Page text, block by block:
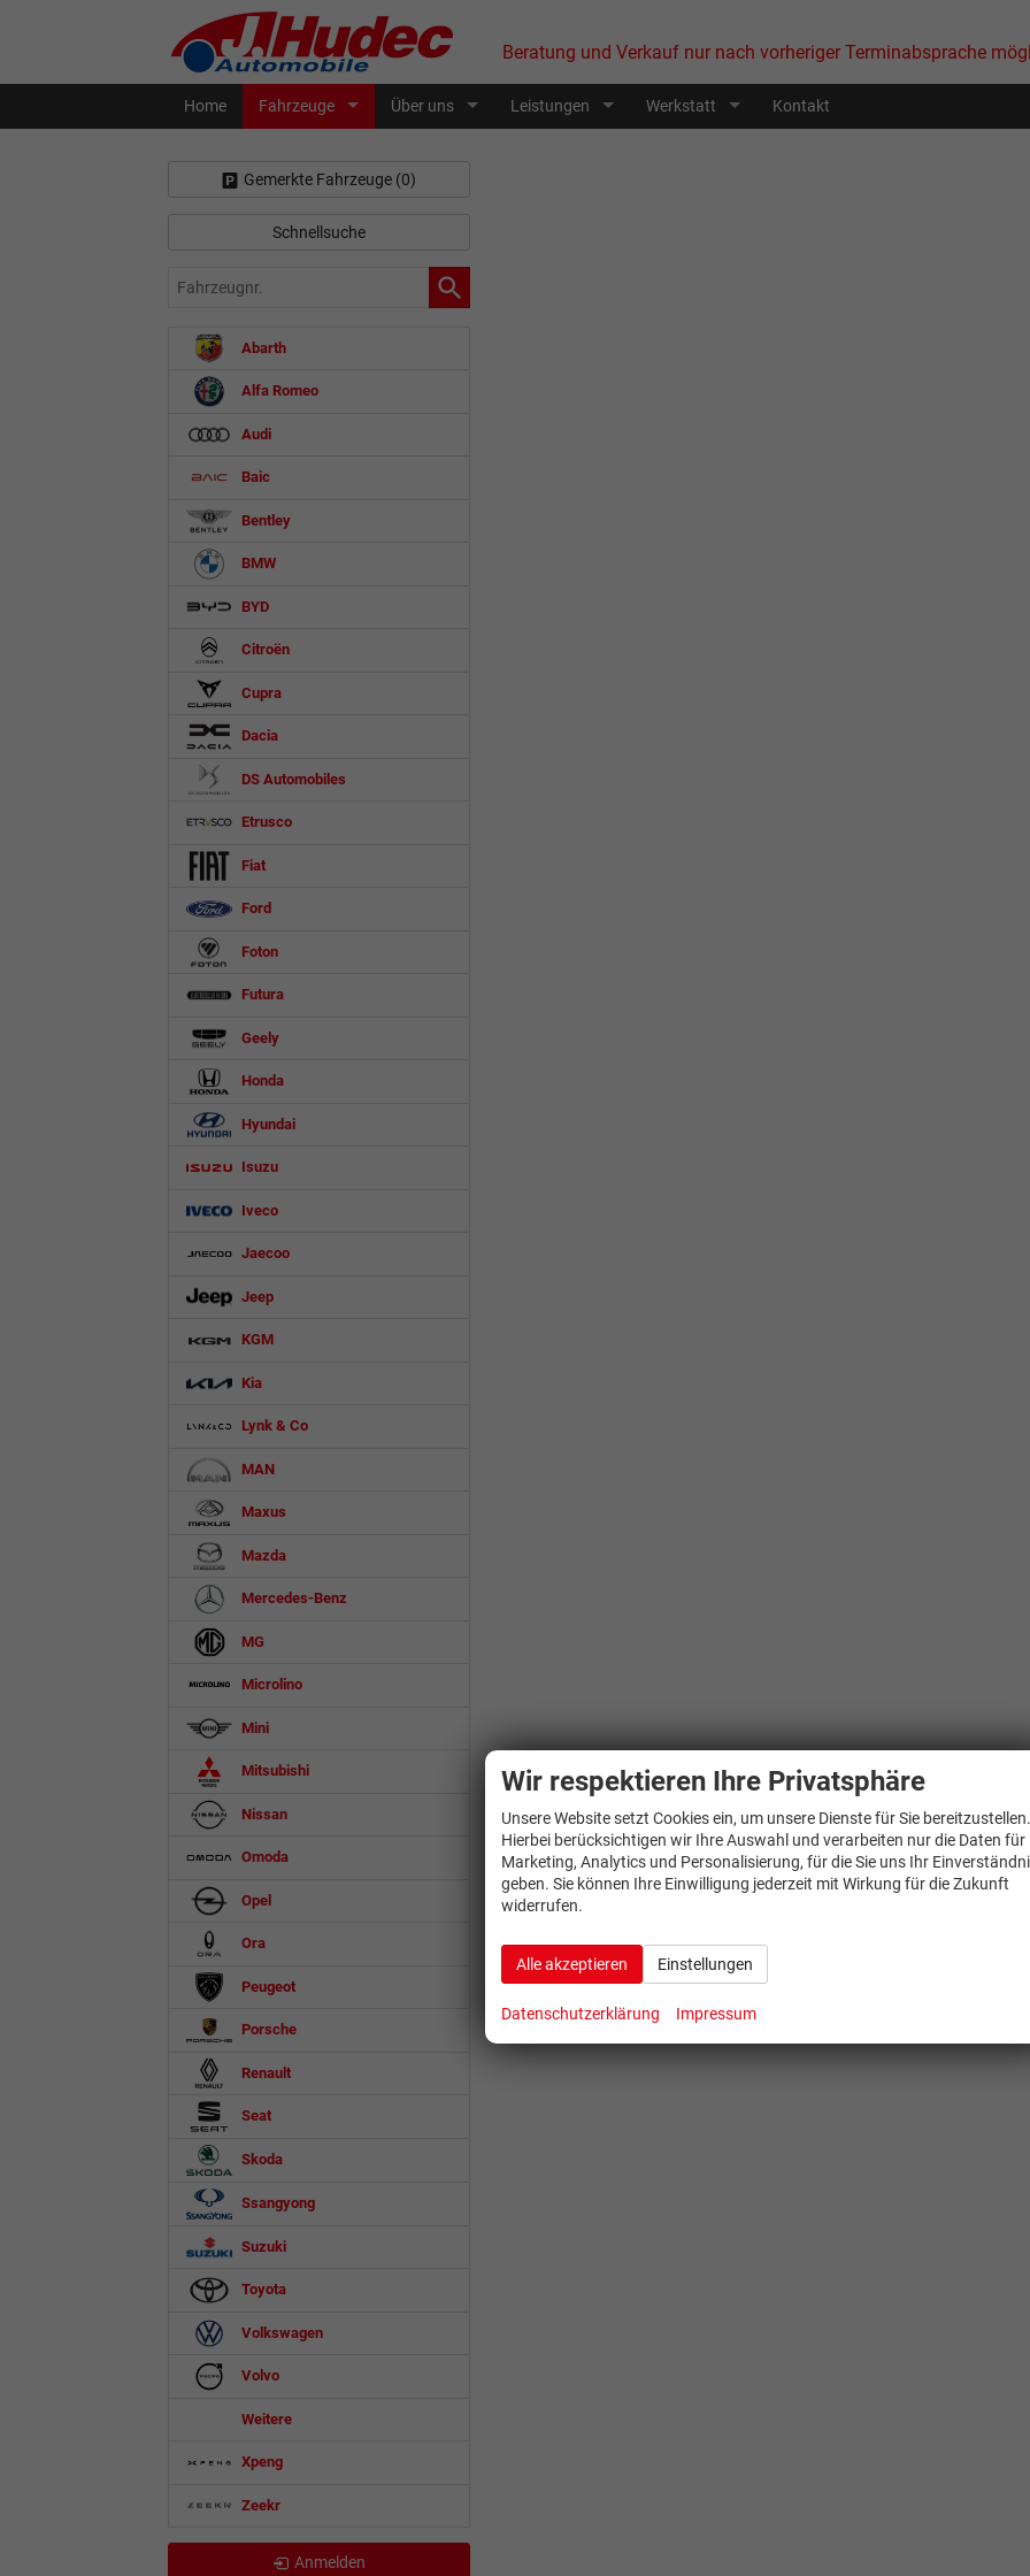
Beratung und Verkauf nur nach vorheriger Terminabsprache
Home Fahrzeuge Über uns Leistungen Werkstatt Kontakt
Gemerkte Fahrzeuge (0)
Schnellsuche
Fahrzeugnr.
Abarth
Alfa Romeo
Audi
Baic
Bentley
BMW
BYD
Citroën
Cupra
Dacia
DS Automobiles
Etrusco
Fiat
Ford
Foton
Futura
Geely
Honda
Hyundai
Isuzu
Iveco
Jaecoo
Jeep
KGM
Kia
Lynk & Co
MAN
Maxus
Mazda
Mercedes-Benz
MG
Microlino
Mini
Mitsubishi
Nissan
Omoda
Opel
Ora
Peugeot
Porsche
Renault
Seat
Skoda
Ssangyong
Suzuki
Toyota
Volkswagen
Volvo
Weitere
Xpeng
Zeekr
Anmelden
Wir respektieren Ihre Privatsphäre
Unsere Website setzt Cookies ein, um unsere Dienste für Sie bereitzustellen.
Hierbei berücksichtigen wir Ihre Auswahl und verarbeiten nur die Daten für
Marketing, Analytics und Personalisierung, für die Sie uns Ihr
geben. Sie können Ihre Einwilligung jederzeit mit Wirkung für die Zukunft
widerrufen.
Alle akzeptieren Einstellungen
Datenschutzerklärung Impressum